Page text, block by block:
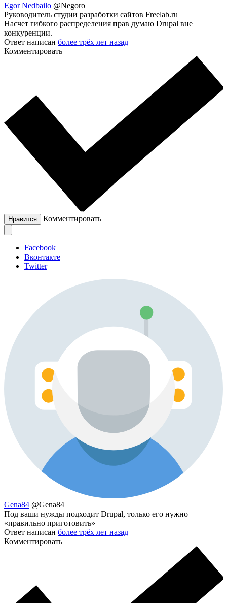
Egor Nedbailo @Negoro
Руководитель студии разработки сайтов Freelab.ru
Насчет гибкого распределения прав думаю Drupal вне
конкуренции.
Ответ написан более трёх лет назад
Комментировать
Нравится Комментировать
Facebook
Вконтакте
Twitter
Gena84 @Gena84
Под ваши нужды подходит Drupal, только его нужно
«правильно приготовить»
Ответ написан более трёх лет назад
Комментировать